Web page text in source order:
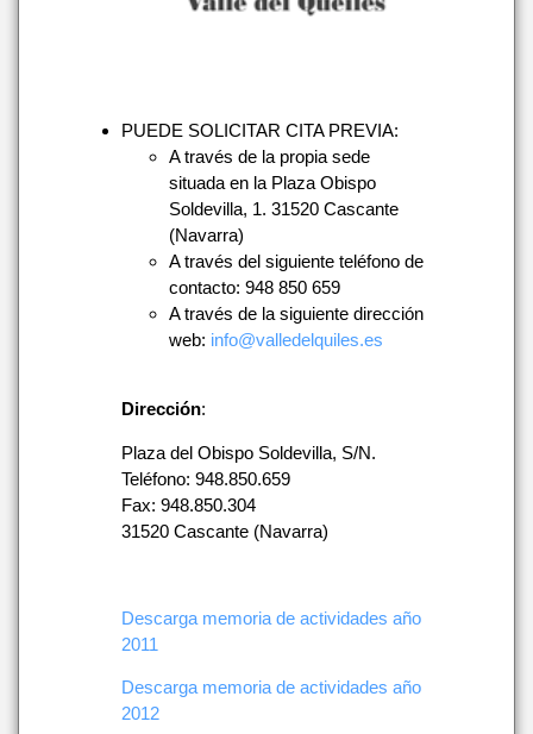
PUEDE SOLICITAR CITA PREVIA:
A través de la propia sede
situada en la Plaza Obispo
Soldevilla, 1. 31520 Cascante
(Navarra)
A través del siguiente teléfono de
contacto: 948 850 659
A través de la siguiente dirección
web: info@valledelquiles.es
Dirección:
Plaza del Obispo Soldevilla, S/N.
Teléfono: 948.850.659
Fax: 948.850.304
31520 Cascante (Navarra)
Descarga memoria de actividades año
2011
Descarga memoria de actividades año
2012